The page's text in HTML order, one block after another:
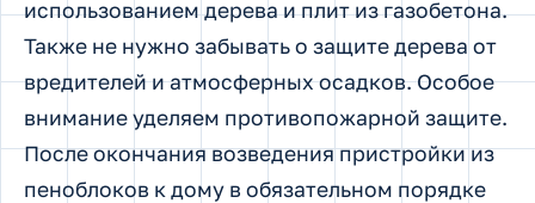
использованием дерева и плит из газобетона.
Также не нужно забывать о защите дерева от
вредителей и атмосферных осадков. Особое
внимание уделяем противопожарной защите.
После окончания возведения пристройки из
пеноблоков к дому в обязательном порядке